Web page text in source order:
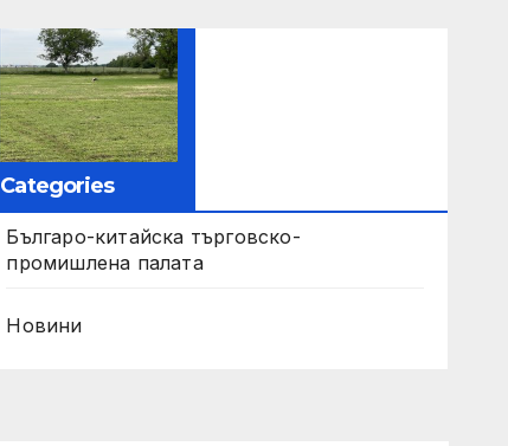
Categories
Българо-китайска търговско-
промишлена палата
Новини